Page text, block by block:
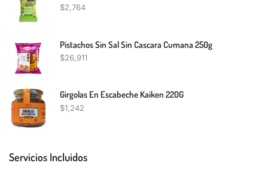
$2,764
Pistachos Sin Sal Sin Cascara Cumana 250g
$26,911
Girgolas En Escabeche Kaiken 220G
$1,242
Servicios Incluidos